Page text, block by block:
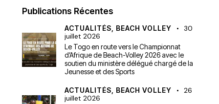
Publications Récentes
ACTUALITÉS, BEACH VOLLEY
30
juillet 2026
Le Togo en route vers le Championnat
d’Afrique de Beach-Volley 2026 avec le
soutien du ministère délégué chargé de la
Jeunesse et des Sports
ACTUALITÉS, BEACH VOLLEY
26
juillet 2026